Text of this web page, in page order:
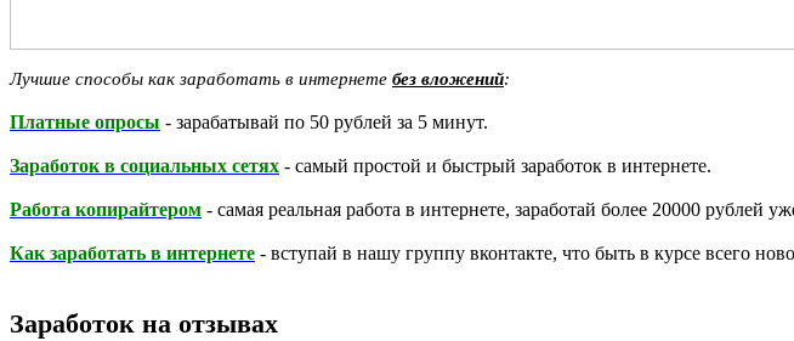
Лучшие способы как заработать в интернете без вложений:
Платные опросы - зарабатывай по 50 рублей за 5 минут.
Заработок в социальных сетях - самый простой и быстрый заработок в интернете.
Работа копирайтером - самая реальная работа в интернете, заработай более 20000 рублей
Как заработать в интернете - вступай в нашу группу вконтакте, что быть в курсе всего
Заработок на отзывах